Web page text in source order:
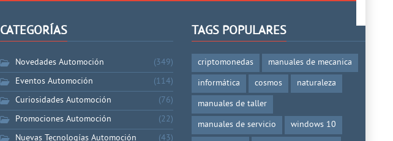
CATEGORÍAS
Novedades Automoción
(349)
Eventos Automoción
(114)
Curiosidades Automoción
(76)
Promociones Automoción
(22)
Nuevas Tecnologías Automoción
(43)
TAGS POPULARES
criptomonedas
manuales de mecanica
informática
cosmos
naturaleza
manuales de taller
manuales de servicio
windows 10